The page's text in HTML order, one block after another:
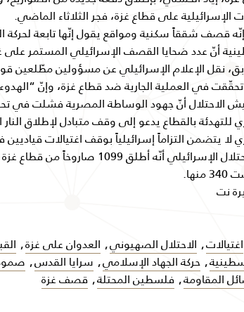
الإسرائيلية على قطاع غزة، فجر الثلاثاء الماضي.
إنّه قصف شققاً سكنية ومواقع يقول إنّها تابعة لحركة
أنّ عدد ضحايا القصف الإسرائيلي المستمر على غزة ارتفع إلى 33
الإعلام الإسرائيلي عن مسؤولين مطّلعين
في العملية الجارية ضد قطاع غزة، وإنّ
الاحتلال أنّ جهود الوساطة المصرية فشلت في
للتهدئة بالقطاع يدعو إلى وقف متبادل لإطلاق
لا يتضمن التزاماً إسرائيلياً بوقف اغتيالات
وقال جيش الاحتلال الإسرائيلي أنّه
نت
اغتيالات, الاحتلال الصهيوني, العدوان على غزة,
, حركة الجهاد الإسلامي, سرايا القدس,
المقاومة, فلسطين المحتلة, قصف غزة